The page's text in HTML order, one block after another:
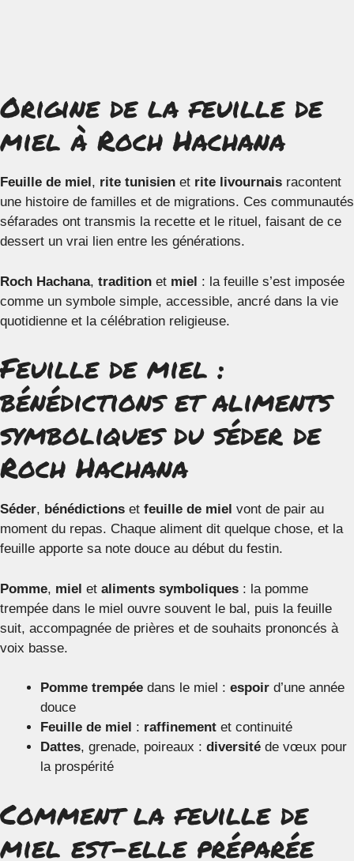
Origine de la feuille de
miel à Roch Hachana
Feuille de miel, rite tunisien et rite livournais racontent
une histoire de familles et de migrations. Ces communautés
séfarades ont transmis la recette et le rituel, faisant de ce
dessert un vrai lien entre les générations.
Roch Hachana, tradition et miel : la feuille s’est imposée
comme un symbole simple, accessible, ancré dans la vie
quotidienne et la célébration religieuse.
Feuille de miel :
bénédictions et aliments
symboliques du séder de
Roch Hachana
Séder, bénédictions et feuille de miel vont de pair au
moment du repas. Chaque aliment dit quelque chose, et la
feuille apporte sa note douce au début du festin.
Pomme, miel et aliments symboliques : la pomme
trempée dans le miel ouvre souvent le bal, puis la feuille
suit, accompagnée de prières et de souhaits prononcés à
voix basse.
Pomme trempée dans le miel : espoir d’une année
douce
Feuille de miel : raffinement et continuité
Dattes, grenade, poireaux : diversité de vœux pour
la prospérité
Comment la feuille de
miel est-elle préparée